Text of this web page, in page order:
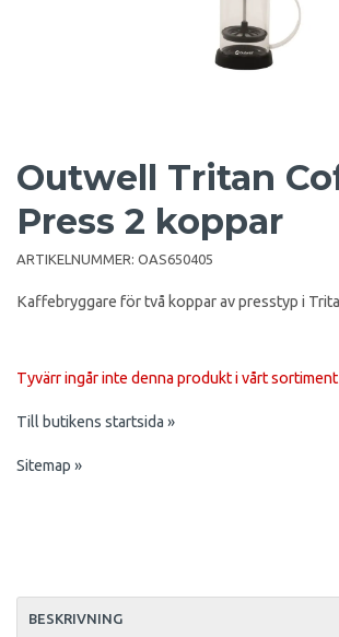
Outwell Tritan
Press 2 koppar
ARTIKELNUMMER: OAS650405
Kaffebryggare för två koppar av presstyp i
Tyvärr ingår inte denna produkt i vårt
Till butikens startsida »
Sitemap »
BESKRIVNING